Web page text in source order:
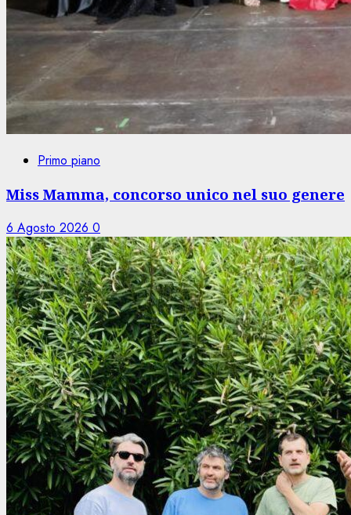
Primo piano
Miss Mamma, concorso unico nel suo genere
6 Agosto 2026 0